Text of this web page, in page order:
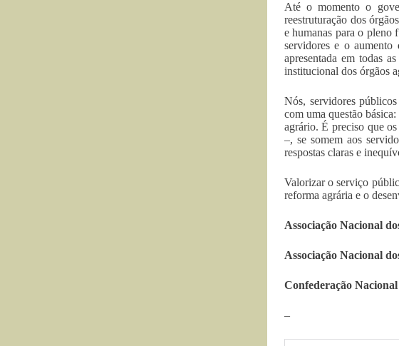
Até o momento o
reestruturação dos
e humanas para o pleno
servidores e o aumento
apresentada em todas
institucional dos órgãos
Nós, servidores
com uma questão
agrário. É preciso que
–, se somem aos
respostas claras e
Valorizar o serviço
reforma agrária e o
Associação Nacional
Associação Nacional
Confederação
–